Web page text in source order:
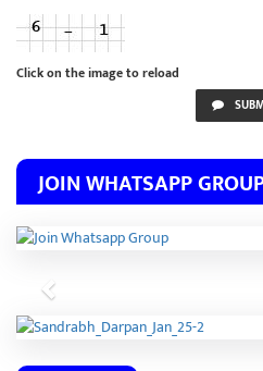
Click on the image to reload
JOIN WHATSAPP
Previous